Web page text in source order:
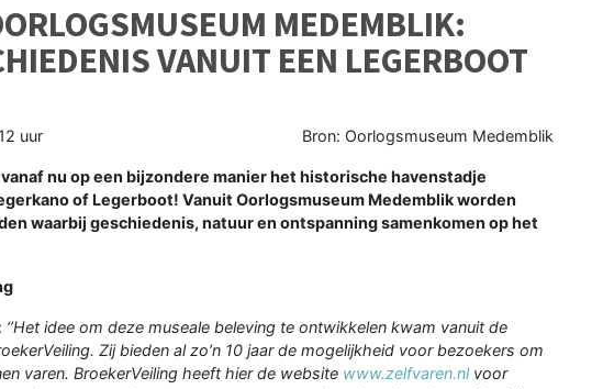
MEDEMBLIK:
VANUIT EEN LEGERBOOT
uur Bron: Oorlogsmuseum Medemblik
nu op een bijzondere manier het historische havenstadje
of Legerboot! Vanuit Oorlogsmuseum Medemblik worden
waarbij geschiedenis, natuur en ontspanning samenkomen op het
‘’Het idee om deze museale beleving te ontwikkelen kwam vanuit de
Zij bieden al zo’n 10 jaar de mogelijkheid voor bezoekers om
varen. BroekerVeiling heeft hier de website www.zelfvaren.nlvoor